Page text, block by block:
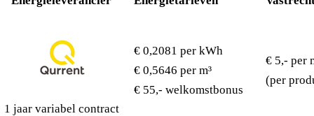
1 jaar variabel contract
€ 0,2081 per kWh
€ 0,5646 per m³
€ 55,- welkomstbonus
€ 5,- per
(per